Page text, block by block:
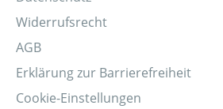
Widerrufsrecht
AGB
Erklärung zur Barrierefreiheit
Cookie-Einstellungen